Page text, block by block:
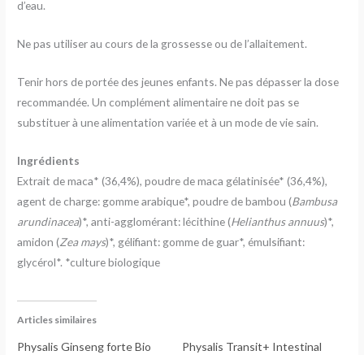
d’eau.
Ne pas utiliser au cours de la grossesse ou de l’allaitement.
Tenir hors de portée des jeunes enfants. Ne pas dépasser la dose
recommandée. Un complément alimentaire ne doit pas se
substituer à une alimentation variée et à un mode de vie sain.
Ingrédients
Extrait de maca* (36,4%), poudre de maca gélatinisée* (36,4%),
agent de charge: gomme arabique*, poudre de bambou (Bambusa
arundinacea)*, anti-agglomérant: lécithine (Helianthus annuus)*,
amidon (Zea mays)*, gélifiant: gomme de guar*, émulsifiant:
glycérol*. *culture biologique
Articles similaires
Physalis Ginseng forte Bio
Physalis Transit+ Intestinal